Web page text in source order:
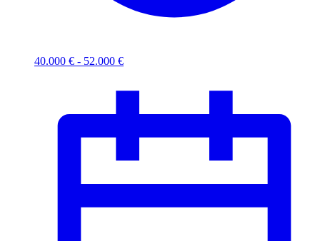
40.000 € - 52.000 €